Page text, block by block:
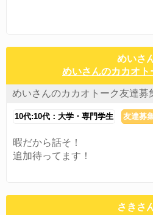
めいさ
めいさんのカカオト
めいさんのカカオトーク友達募
10代:10代：大学・専門学生 友達募
暇だから話そ！
追加待ってます！
さきさ